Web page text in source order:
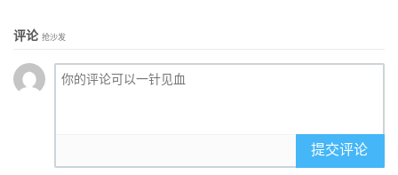
评论 抢沙发
提交评论